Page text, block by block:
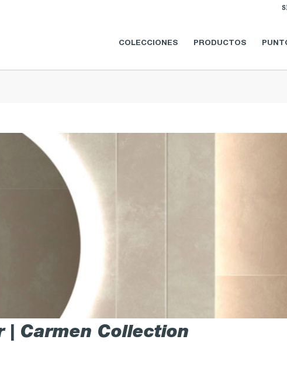
COLECCIONES PRODUCTOS
| Carmen Collection